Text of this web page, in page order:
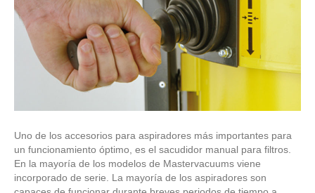
Uno de los accesorios para aspiradores más importantes para
un funcionamiento óptimo, es el sacudidor manual para filtros.
En la mayoría de los modelos de Mastervacuums viene
incorporado de serie. La mayoría de los aspiradores son